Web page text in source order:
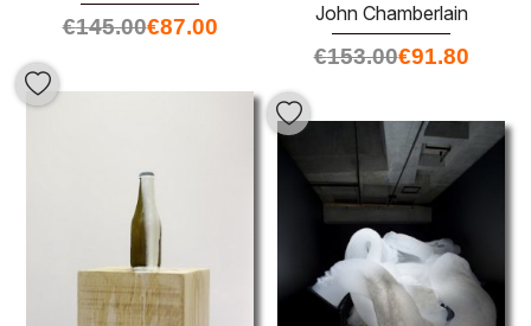
€145.00€87.00
John Chamberlain
€153.00€91.80